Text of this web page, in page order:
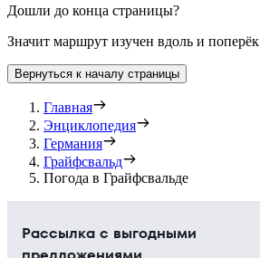
Дошли до конца страницы?
Значит маршрут изучен вдоль и поперёк
Вернуться к началу страницы
Главная
Энциклопедия
Германия
Грайфсвальд
Погода в Грайфсвальде
Рассылка с выгодными